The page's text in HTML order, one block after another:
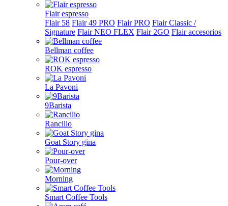
Flair espresso
Flair 58 Flair 49 PRO Flair PRO Flair Classic /
Signature Flair NEO FLEX Flair 2GO Flair accesorios
Bellman coffee
ROK espresso
La Pavoni
9Barista
Rancilio
Goat Story gina
Pour-over
Morning
Smart Coffee Tools